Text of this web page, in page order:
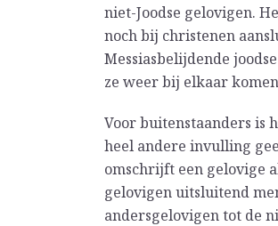
niet-Joodse gelovigen.
noch bij christenen
Messiasbelijdende
ze weer bij elkaar
Voor buitenstaanders is
heel andere invulling
omschrijft een gelovige
gelovigen uitsluitend
andersgelovigen tot de